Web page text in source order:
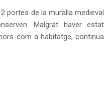
portes de la muralla medieval
Malgrat haver estat
com a habitatge, continua